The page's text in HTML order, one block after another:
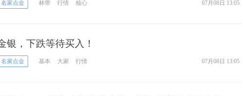
名家点金 林带 行情 核心 07月08日 13:05
银，下跌等待买入！
名家点金 基本 大家 行情 07月08日 13:05